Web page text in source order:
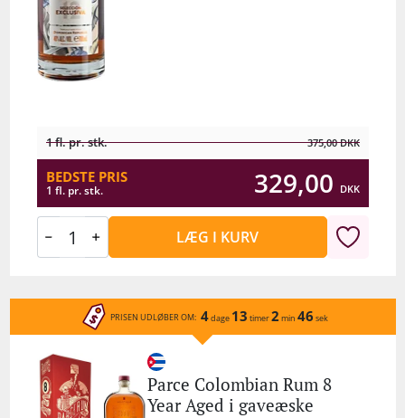
1 fl. pr. stk. 375,00DKK
BEDSTE PRIS
1 fl. pr. stk. 329,00 DKK
LÆG I KURV
PRISEN UDLØBER OM: 4dage 13 timer2 min 46 sek
Parce Colombian Rum 8
Year Aged i gaveæske